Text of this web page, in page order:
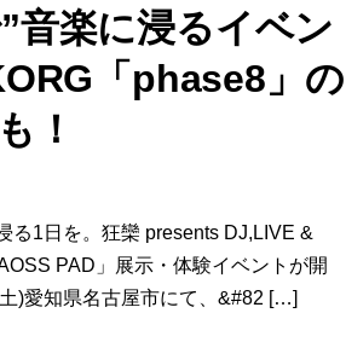
音楽に浸るイベン
「phase8」の
！
る1日を。狂欒 presents DJ,LIVE &
PAD」展示・体験イベントが開
)愛知県名古屋市にて、&#82 […]